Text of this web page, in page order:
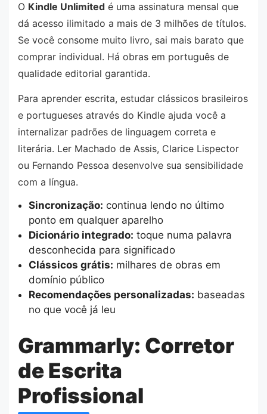
O Kindle Unlimited é uma assinatura mensal que
dá acesso ilimitado a mais de 3 milhões de títulos.
Se você consome muito livro, sai mais barato que
comprar individual. Há obras em português de
qualidade editorial garantida.
Para aprender escrita, estudar clássicos brasileiros
e portugueses através do Kindle ajuda você a
internalizar padrões de linguagem correta e
literária. Ler Machado de Assis, Clarice Lispector
ou Fernando Pessoa desenvolve sua sensibilidade
com a língua.
Sincronização: continua lendo no último
ponto em qualquer aparelho
Dicionário integrado: toque numa palavra
desconhecida para significado
Clássicos grátis: milhares de obras em
domínio público
Recomendações personalizadas: baseadas
no que você já leu
Grammarly: Corretor
de Escrita
Profissional